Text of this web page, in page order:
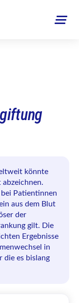
könnte
bei Patientinnen
aus dem Blut
der
gilt. Die
Ergebnisse
in
die es bislang